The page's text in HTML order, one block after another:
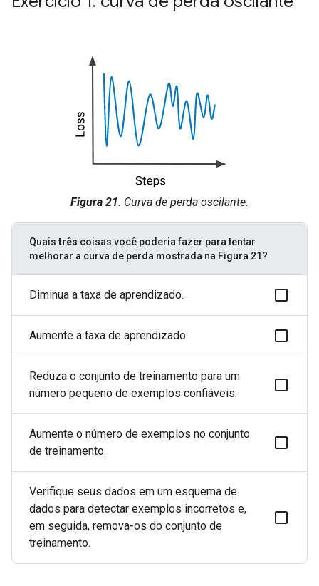
Figura 21. Curva de perda oscilante.
Quais três coisas você poderia fazer para tentar
melhorar a curva de perda mostrada na Figura 21?
Diminua a taxa de aprendizado.
Aumente a taxa de aprendizado.
Reduza o conjunto de treinamento para um
número pequeno de exemplos confiáveis.
Aumente o número de exemplos no conjunto
de treinamento.
Verifique seus dados em um esquema de
dados para detectar exemplos incorretos e,
em seguida, remova-os do conjunto de
treinamento.